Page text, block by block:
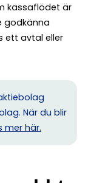
kassaflödet är
godkänna
ett avtal eller
När du blir
mer här.